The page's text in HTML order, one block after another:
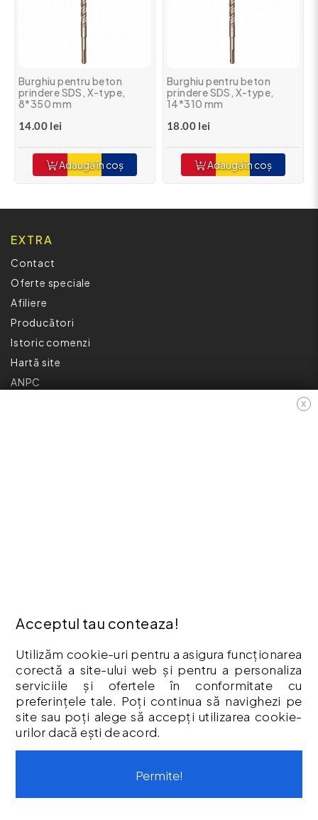
Burghiu pentru beton
prindere SDS, X-type,
8*350 mm
14.00 lei
Adaugă în coș
Burghiu pentru beton
prindere SDS, X-type,
14*310 mm
18.00 lei
Adaugă în coș
X
Acceptul tau conteaza!
Utilizăm cookie-uri pentru a asigura funcționarea
corectă a site-ului web și pentru a personaliza
serviciile și ofertele în conformitate cu
preferințele tale. Poți continua să navighezi pe
site sau poți alege să accepți utilizarea cookie-
urilor dacă ești de acord.
Permite!
EXTRA
Contact
Oferte speciale
Afiliere
Producători
Istoric comenzi
Hartă site
ANPC
CONTUL MEU
Istoric comenzi
Listă Favorite
Newsletter
Formular de retur
Formular de garanție